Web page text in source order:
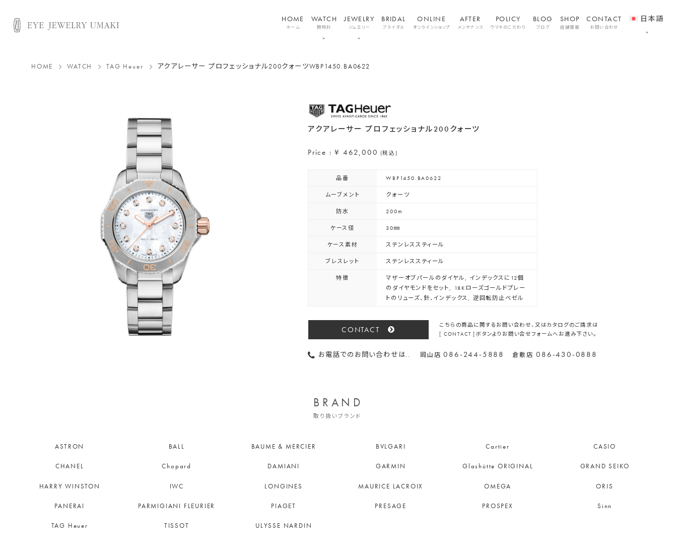
HOME
ホーム
WATCH
腕時計
JEWELRY
ジュエリー
BRIDAL
ブライダル
ONLINE
オンラインショップ
AFTER
メンテナンス
POLICY
ウマキのこだわり
BLOG
ブログ
SHOP
店舗情報
CONTACT
お問い合わせ
日本語
HOME WATCH TAG Heuer アクアレーサー プロフェッショナル200クォーツWBP1450.BA0622
アクアレーサー プロフェッショナル200クォーツ
Price : ¥ 462,000 (税込)
品番 WBP1450.BA0622
ムーブメント クォーツ
防水 200m
ケース径 30㎜
ケース素材 ステンレススティール
ブレスレット ステンレススティール
特徴
マザーオブパールのダイヤル, インデックスに12個
のダイヤモンドをセット, 18Kローズゴールドプレー
トのリューズ、針、インデックス, 逆回転防止ベゼル
CONTACT
こちらの商品に関するお問い合わせ、又はカタログのご請求は
[ CONTACT ]ボタンよりお問い合せフォームへお進み下さい。
お電話でのお問い合わせは.. 岡山店086-244-5888 倉敷店 086-430-0888
BRAND
取り扱いブランド
ASTRON BALL BAUME & MERCIER BVLGARI Cartier CASIO
CHANEL Chopard DAMIANI GARMIN Glashütte ORIGINAL GRAND SEIKO
HARRY WINSTON IWC LONGINES MAURICE LACROIX OMEGA ORIS
PANERAI PARMIGIANI FLEURIER PIAGET PRESAGE PROSPEX Sinn
TAG Heuer TISSOT ULYSSE NARDIN